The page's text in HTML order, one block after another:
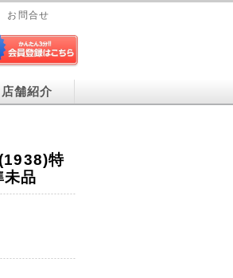
お問合せ
店舗紹介
特
未品